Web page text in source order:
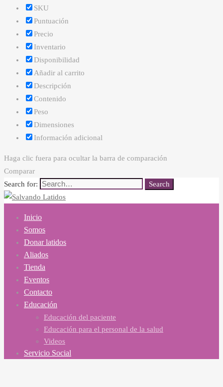
SKU
Puntuación
Precio
Inventario
Disponibilidad
Añadir al carrito
Descripción
Contenido
Peso
Dimensiones
Información adicional
Haga clic fuera para ocultar la barra de comparación
Comparar
Search for:
Search
Inicio
Somos
Donar latidos
Aliados
Tienda
Eventos
Contacto
Educación
Educación del paciente
Educación para el personal de la salud
Videos
Servicio Social